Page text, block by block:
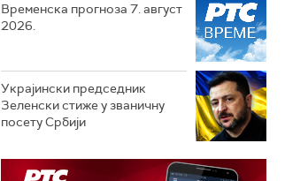
Временска прогноза 7. август
2026.
Украјински председник
Зеленски стиже у званичну
посету Србији